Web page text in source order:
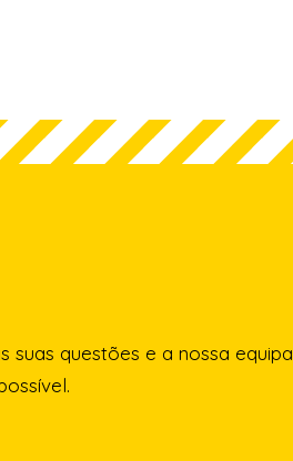
suas questões e a nossa equipa